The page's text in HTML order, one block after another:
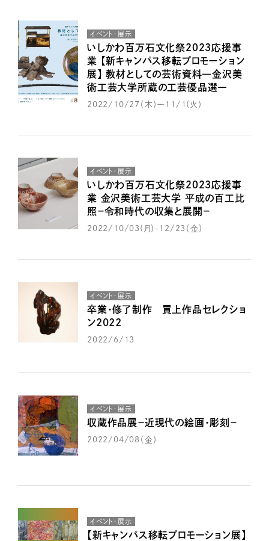
イベント・展示
いしかわ百万石文化祭２０２３応援事
業 【新キャンパス移転プロモーション
展】 教材としての芸術資料―金沢美
術工芸大学所蔵の工芸優品選―
2022/10/27（木）ー11/1(火）
イベント・展示
いしかわ百万石文化祭２０２３応援事
業 金沢美術工芸大学 平成の百工比
照－令和時代の収集と展開－
2022/10/03(月）-12/23（金）
イベント・展示
卒業・修了制作 買上作品セレクショ
ン2022
2022/6/13
イベント・展示
収蔵作品展－近現代の絵画・彫刻－
2022/04/08（金）
イベント・展示
【新キャンパス移転プロモーション展】